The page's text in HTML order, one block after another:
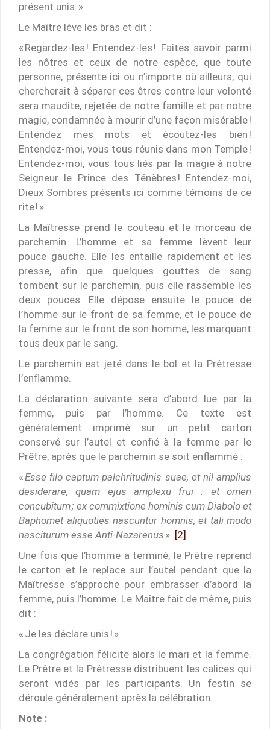
présent unis. »
Le Maître lève les bras et dit :
« Regardez-les ! Entendez-les ! Faites savoir parmi
les nôtres et ceux de notre espèce, que toute
personne, présente ici ou n’importe où ailleurs, qui
chercherait à séparer ces êtres contre leur volonté
sera maudite, rejetée de notre famille et par notre
magie, condamnée à mourir d’une façon misérable !
Entendez mes mots et écoutez-les bien !
Entendez-moi, vous tous réunis dans mon Temple !
Entendez-moi, vous tous liés par la magie à notre
Seigneur le Prince des Ténèbres ! Entendez-moi,
Dieux Sombres présents ici comme témoins de ce
rite ! »
La Maîtresse prend le couteau et le morceau de
parchemin. L’homme et sa femme lèvent leur
pouce gauche. Elle les entaille rapidement et les
presse, afin que quelques gouttes de sang
tombent sur le parchemin, puis elle rassemble les
deux pouces. Elle dépose ensuite le pouce de
l’homme sur le front de sa femme, et le pouce de
la femme sur le front de son homme, les marquant
tous deux par le sang.
Le parchemin est jeté dans le bol et la Prêtresse
l’enflamme.
La déclaration suivante sera d’abord lue par la
femme, puis par l’homme. Ce texte est
généralement imprimé sur un petit carton
conservé sur l’autel et confié à la femme par le
Prêtre, après que le parchemin se soit enflammé :
«Esse filo captum palchritudinis suae, et nil amplius
desiderare, quam ejus amplexu frui : et omen
concubitum ; ex commixtione hominis cum Diabolo et
Baphomet aliquoties nascuntur homnis, et tali modo
nasciturum esse Anti-Nazarenus » [2]
Une fois que l’homme a terminé, le Prêtre reprend
le carton et le replace sur l’autel pendant que la
Maîtresse s’approche pour embrasser d’abord la
femme, puis l’homme. Le Maître fait de même, puis
dit :
« Je les déclare unis ! »
La congrégation félicite alors le mari et la femme.
Le Prêtre et la Prêtresse distribuent les calices qui
seront vidés par les participants. Un festin se
déroule généralement après la célébration.
Note :